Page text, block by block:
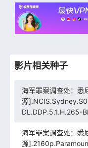
影片相关种子
海军罪案调查处：悉
源
DL.DDP.5.1.H.265-
海军罪案调查处：悉
源